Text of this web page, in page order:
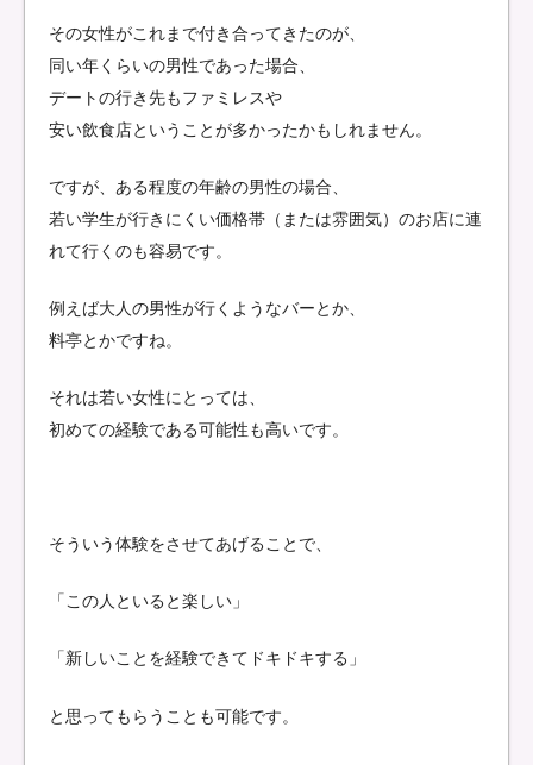
その女性がこれまで付き合ってきたのが、
同い年くらいの男性であった場合、
デートの行き先もファミレスや
安い飲食店ということが多かったかもしれません。
ですが、ある程度の年齢の男性の場合、
若い学生が行きにくい価格帯（または雰囲気）のお店に連
れて行くのも容易です。
例えば大人の男性が行くようなバーとか、
料亭とかですね。
それは若い女性にとっては、
初めての経験である可能性も高いです。
そういう体験をさせてあげることで、
「この人といると楽しい」
「新しいことを経験できてドキドキする」
と思ってもらうことも可能です。